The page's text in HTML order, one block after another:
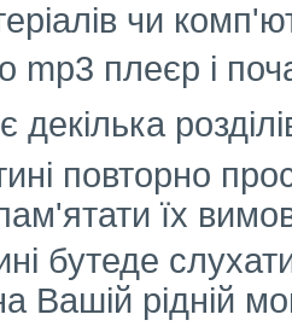
чи
плеєр і
декілька
повторно
їх
бутеде
Вашій рідній